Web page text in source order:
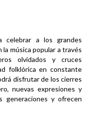
celebrar a los grandes
música popular a través
olvidados y cruces
folklórica en constante
disfrutar de los cierres
nuevas expresiones y
generaciones y ofrecen